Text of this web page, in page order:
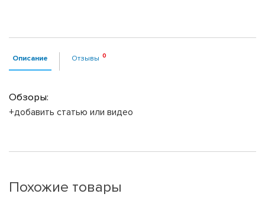
Описание Отзывы
Обзоры:
+добавить статью или видео
Похожие товары